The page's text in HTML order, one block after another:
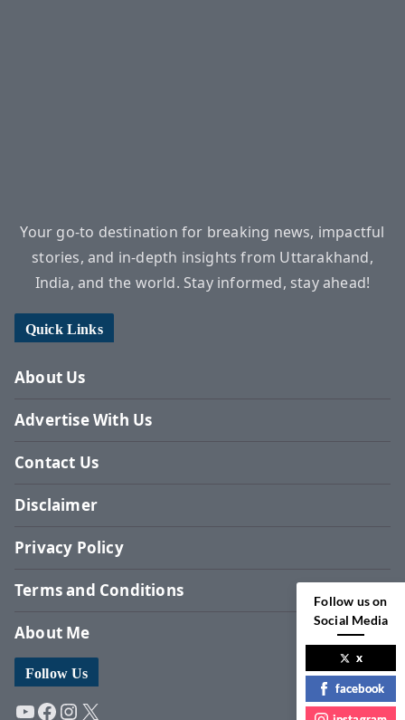
Your go-to destination for breaking news, impactful
stories, and in-depth insights from Uttarakhand,
India, and the world. Stay informed, stay ahead!
Quick Links
About Us
Advertise With Us
Contact Us
Disclaimer
Privacy Policy
Terms and Conditions
About Me
Follow Us
YouTube
Facebook
Instagram
X
Follow us on
Social Media
x
facebook